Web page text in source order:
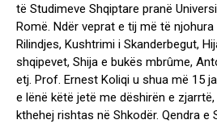
të Studimeve Shqiptare pranë
Romë. Ndër veprat e tij më të
Rilindjes, Kushtrimi i Skanderbegut,
shqipevet, Shija e bukës mbrûme,
etj. Prof. Ernest Koliqi u shua më 15
e lënë këtë jetë me dëshirën e
kthehej rishtas në Shkodër. Qendra e